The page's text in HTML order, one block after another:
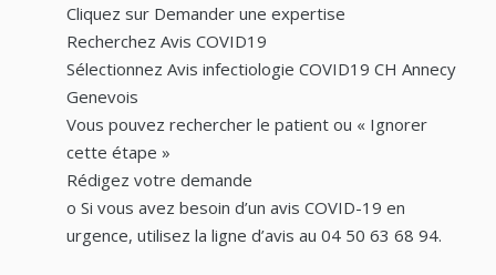
Cliquez sur Demander une expertise
Recherchez Avis COVID19
Sélectionnez Avis infectiologie COVID19 CH Annecy
Genevois
Vous pouvez rechercher le patient ou « Ignorer
cette étape »
Rédigez votre demande
o Si vous avez besoin d’un avis COVID-19 en
urgence, utilisez la ligne d’avis au 04 50 63 68 94.